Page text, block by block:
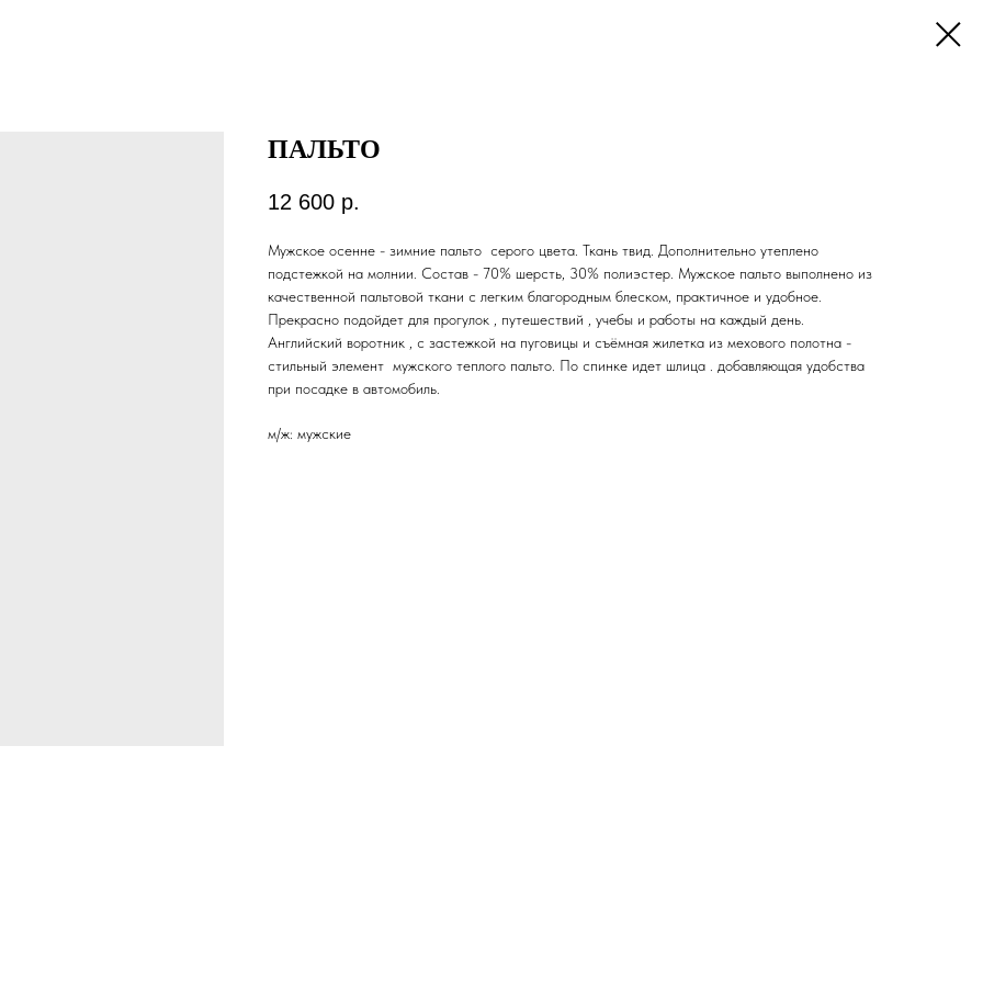
ПАЛЬТО
12 600 р.
Мужское осенне - зимние пальто серого цвета. Ткань твид. Дополнительно утеплено
подстежкой на молнии. Состав - 70% шерсть, 30% полиэстер. Мужское пальто выполнено из
качественной пальтовой ткани с легким благородным блеском, практичное и удобное.
Прекрасно подойдет для прогулок , путешествий , учебы и работы на каждый день.
Английский воротник , с застежкой на пуговицы и съёмная жилетка из мехового полотна -
стильный элемент мужского теплого пальто. По спинке идет шлица . добавляющая удобства
при посадке в автомобиль.
м/ж: мужские